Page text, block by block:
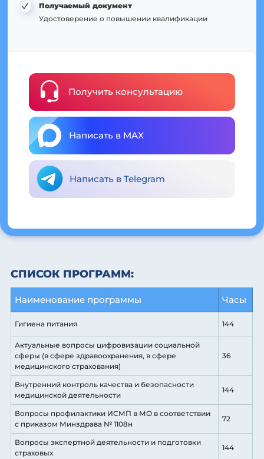
Получаемый документ
Удостоверение о повышении квалификации
Получить консультацию
Написать в MAX
Написать в Telegram
СПИСОК ПРОГРАММ:
Наименование программы Часы
Гигиена питания 144
Актуальные вопросы цифровизации социальной
сферы (в сфере здравоохранения, в сфере
медицинского страхования)
36
Внутренний контроль качества и безопасности
медицинской деятельности
144
Вопросы профилактики ИСМП в МО в соответствии
с приказом Минздрава № 1108н
72
Вопросы экспертной деятельности и подготовки
страховых
144